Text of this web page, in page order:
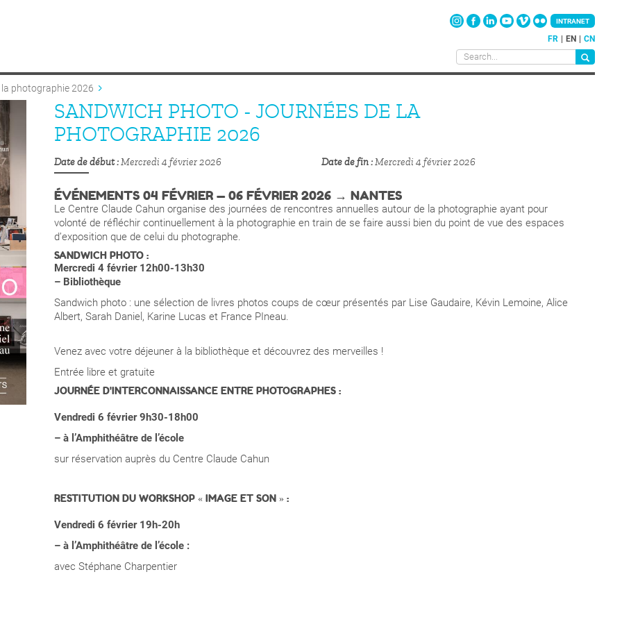
FR EN CN
INTRANET
photographie 2026
SANDWICH PHOTO - JOURNÉES DE LA
PHOTOGRAPHIE 2026
Date de début Mercredi 4 février 2026 Date de fin Mercredi 4 février 2026
ÉVÉNEMENTS 04 FÉVRIER — 06 FÉVRIER 2026 → NANTES
Le Centre Claude Cahun organise des journées de rencontres annuelles autour de la photographie ayant pour
volonté de réfléchir continuellement à la photographie en train de se faire aussi bien du point de vue des espaces
d’exposition que de celui du photographe.
SANDWICH PHOTO :
Mercredi 4 février 12h00-13h30
– Bibliothèque
Sandwich photo : une sélection de livres photos coups de cœur présentés par Lise Gaudaire, Kévin Lemoine, Alice
Albert, Sarah Daniel, Karine Lucas et France PIneau.
Venez avec votre déjeuner à la bibliothèque et découvrez des merveilles !
Entrée libre et gratuite
JOURNÉE D'INTERCONNAISSANCE ENTRE PHOTOGRAPHES :
Vendredi 6 février 9h30-18h00
– à l’Amphithéâtre de l’école
sur réservation auprès du Centre Claude Cahun
RESTITUTION DU WORKSHOP « IMAGE ET SON » :
Vendredi 6 février 19h-20h
– à l’Amphithéâtre de l’école :
avec Stéphane Charpentier